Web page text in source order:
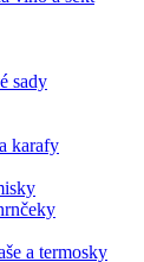
sady
karafy
a termosky